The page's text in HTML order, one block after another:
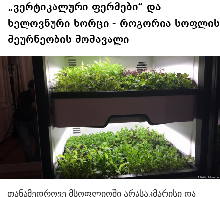
„ვერტიკალური ფერმები“ და
ხელოვნური ხორცი - როგორია სოფლის
მეურნეობის მომავალი
თანამედროვე მსოფლიოში არასაკმარისი და